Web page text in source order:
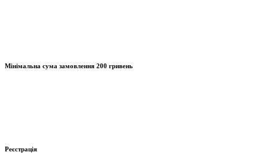
Мінімальна сума замовлення 200 гривень
Реєстрація